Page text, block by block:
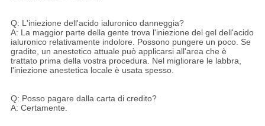
Q: L'iniezione dell'acido ialuronico danneggia?
A: La maggior parte della gente trova l'iniezione del gel dell'acido
ialuronico relativamente indolore. Possono pungere un poco. Se
gradite, un anestetico attuale può applicarsi all'area che è
trattato prima della vostra procedura. Nel migliorare le labbra,
l'iniezione anestetica locale è usata spesso.
Q: Posso pagare dalla carta di credito?
A: Certamente.